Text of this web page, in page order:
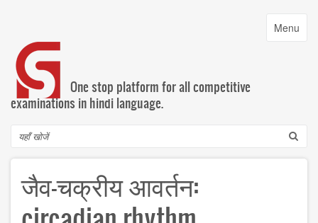
content
Toggle
Menu
One stop platform for all competitive
examinations in hindi language.
Search
जैव-चक्रीय आवर्तन: